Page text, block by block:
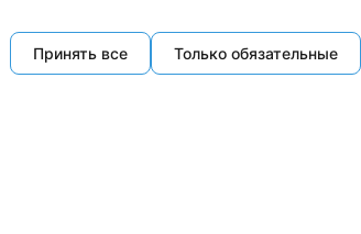
Принять все Только обязательные